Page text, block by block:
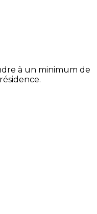
à un minimum de